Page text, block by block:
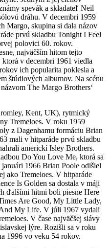
spevák a skladateľ Neil
dráhu. V decembri 1959
Margo, skupina si dala názov
prvú skladbu Tonight I Feel
polovici 60. rokov.
najväčším hitom tejto
v decembri 1961 viedla
ich popularita poklesla a
štúdiových albumov. Na scénu
The Margo Brothers‘
Kent, UK), rytmický
Tremeloes. V roku 1959
z Dagenhamu formáciu Brian
mali v hitparáde prvú skladbu
americkí Isley Brothers.
Do You Love Me, ktorá sa
1966 Brian Poole odišiel
ako Tremeloes. V hitparáde
Is Golden sa dostala v máji
ďalšími hitmi boli piesne Here
Are Good, My Little Lady,
My Life. V júli 1967 vydali
V čase najväčšej slávy
lýre. Rozišli sa v roku
1996 vo veku 54 rokov.